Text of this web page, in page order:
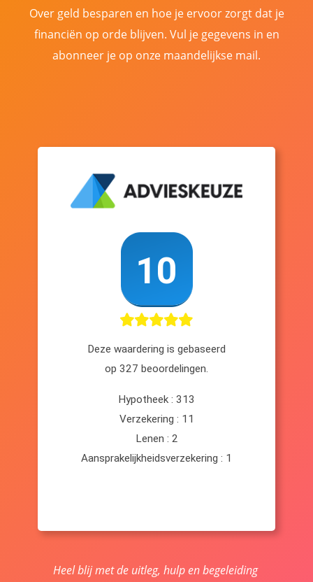
Over geld besparen en hoe je ervoor zorgt dat je
financiën op orde blijven. Vul je gegevens in en
abonneer je op onze maandelijkse mail.
Heel blij met de uitleg, hulp en begeleiding